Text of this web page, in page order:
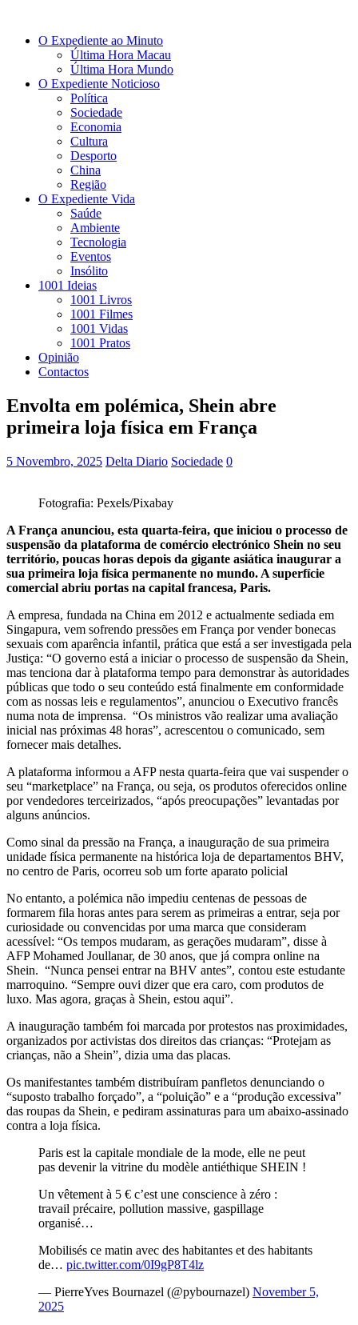
O Expediente ao Minuto
Última Hora Macau
Última Hora Mundo
O Expediente Noticioso
Política
Sociedade
Economia
Cultura
Desporto
China
Região
O Expediente Vida
Saúde
Ambiente
Tecnologia
Eventos
Insólito
1001 Ideias
1001 Livros
1001 Filmes
1001 Vidas
1001 Pratos
Opinião
Contactos
Envolta em polémica, Shein abre
primeira loja física em França
5 Novembro, 2025 Delta Diario Sociedade 0
Fotografia: Pexels/Pixabay
A França anunciou, esta quarta-feira, que iniciou o processo de
suspensão da plataforma de comércio electrónico Shein no seu
território, poucas horas depois da gigante asiática inaugurar a
sua primeira loja física permanente no mundo. A superfície
comercial abriu portas na capital francesa, Paris.
A empresa, fundada na China em 2012 e actualmente sediada em
Singapura, vem sofrendo pressões em França por vender bonecas
sexuais com aparência infantil, prática que está a ser investigada pela
Justiça: “O governo está a iniciar o processo de suspensão da Shein,
mas tenciona dar à plataforma tempo para demonstrar às autoridades
públicas que todo o seu conteúdo está finalmente em conformidade
com as nossas leis e regulamentos”, anunciou o Executivo francês
numa nota de imprensa. “Os ministros vão realizar uma avaliação
inicial nas próximas 48 horas”, acrescentou o comunicado, sem
fornecer mais detalhes.
A plataforma informou a AFP nesta quarta-feira que vai suspender o
seu “marketplace” na França, ou seja, os produtos oferecidos online
por vendedores terceirizados, “após preocupações” levantadas por
alguns anúncios.
Como sinal da pressão na França, a inauguração de sua primeira
unidade física permanente na histórica loja de departamentos BHV,
no centro de Paris, ocorreu sob um forte aparato policial
No entanto, a polémica não impediu centenas de pessoas de
formarem fila horas antes para serem as primeiras a entrar, seja por
curiosidade ou convencidas por uma marca que consideram
acessível: “Os tempos mudaram, as gerações mudaram”, disse à
AFP Mohamed Joullanar, de 30 anos, que já compra online na
Shein. “Nunca pensei entrar na BHV antes”, contou este estudante
marroquino. “Sempre ouvi dizer que era caro, com produtos de
luxo. Mas agora, graças à Shein, estou aqui”.
A inauguração também foi marcada por protestos nas proximidades,
organizados por activistas dos direitos das crianças: “Protejam as
crianças, não a Shein”, dizia uma das placas.
Os manifestantes também distribuíram panfletos denunciando o
“suposto trabalho forçado”, a “poluição” e a “produção excessiva”
das roupas da Shein, e pediram assinaturas para um abaixo-assinado
contra a loja física.
Paris est la capitale mondiale de la mode, elle ne peut
pas devenir la vitrine du modèle antiéthique SHEIN !
Un vêtement à 5 € c’est une conscience à zéro :
travail précaire, pollution massive, gaspillage
organisé…
Mobilisés ce matin avec des habitantes et des habitants
de… pic.twitter.com/0I9gP8T4lz
— PierreYves Bournazel (@pybournazel) November 5,
2025